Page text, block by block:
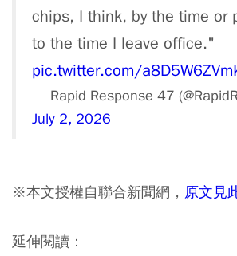
chips, I think, by the time or
to the time I leave office."
pic.twitter.com/
— Rapid Response 47
July 2, 2026
※本文授權自聯合新聞網， 原文見
延伸閱讀：